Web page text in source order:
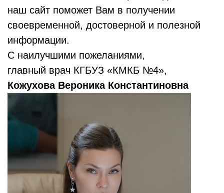
наш сайт поможет Вам в получении
своевременной, достоверной и полезной
информации.
С наилучшими пожеланиями,
главный врач КГБУЗ «КМКБ №4»,
Кожухова Вероника Константиновна